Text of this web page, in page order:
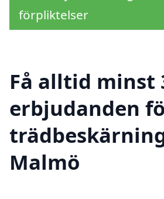
förpliktelser
Få alltid minst
erbjudanden
Malmö